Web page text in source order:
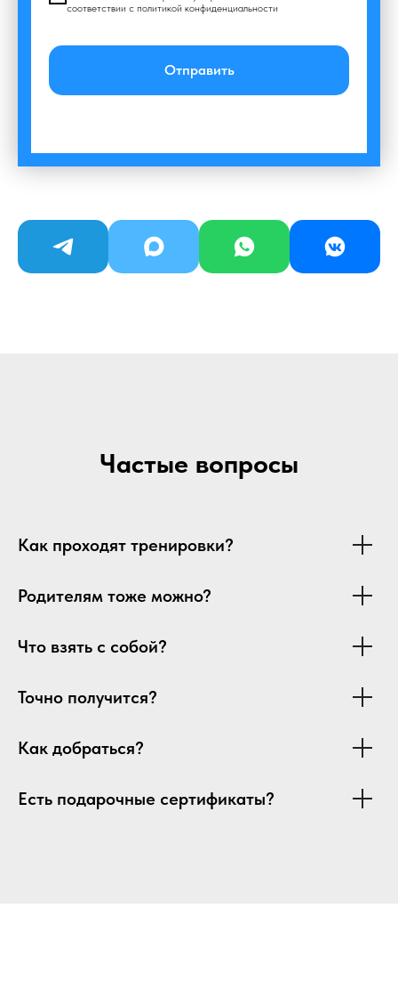
соответствии с политикой конфиденциальности
Отправить
Частые вопросы
Как проходят тренировки?
Родителям тоже можно?
Что взять с собой?
Точно получится?
Как добраться?
Есть подарочные сертификаты?